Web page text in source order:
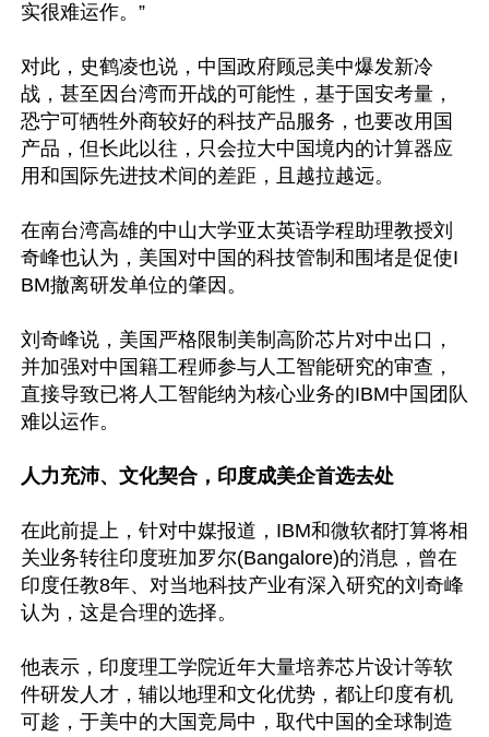
实很难运作。”
对此，史鹤凌也说，中国政府顾忌美中爆发新冷
战，甚至因台湾而开战的可能性，基于国安考量，
恐宁可牺牲外商较好的科技产品服务，也要改用国
产品，但长此以往，只会拉大中国境内的计算器应
用和国际先进技术间的差距，且越拉越远。
在南台湾高雄的中山大学亚太英语学程助理教授刘
奇峰也认为，美国对中国的科技管制和围堵是促使I
BM撤离研发单位的肇因。
刘奇峰说，美国严格限制美制高阶芯片对中出口，
并加强对中国籍工程师参与人工智能研究的审查，
直接导致已将人工智能纳为核心业务的IBM中国团队
难以运作。
人力充沛、文化契合，印度成美企首选去处
在此前提上，针对中媒报道，IBM和微软都打算将相
关业务转往印度班加罗尔(Bangalore)的消息，曾在
印度任教8年、对当地科技产业有深入研究的刘奇峰
认为，这是合理的选择。
他表示，印度理工学院近年大量培养芯片设计等软
件研发人才，辅以地理和文化优势，都让印度有机
可趁，于美中的大国竞局中，取代中国的全球制造